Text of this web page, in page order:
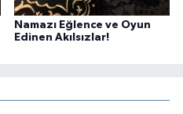
Namazı Eğlence ve Oyun
Edinen Akılsızlar!